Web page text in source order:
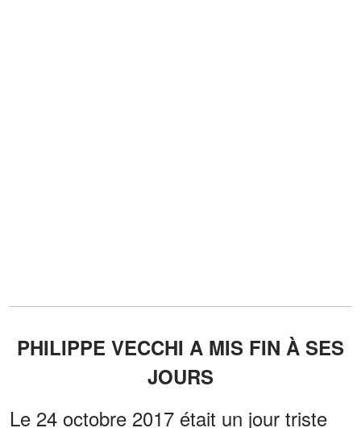
PHILIPPE VECCHI A MIS FIN À SES
JOURS
Le 24 octobre 2017 était un jour triste